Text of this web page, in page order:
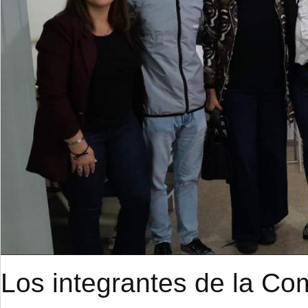
Los integrantes de la